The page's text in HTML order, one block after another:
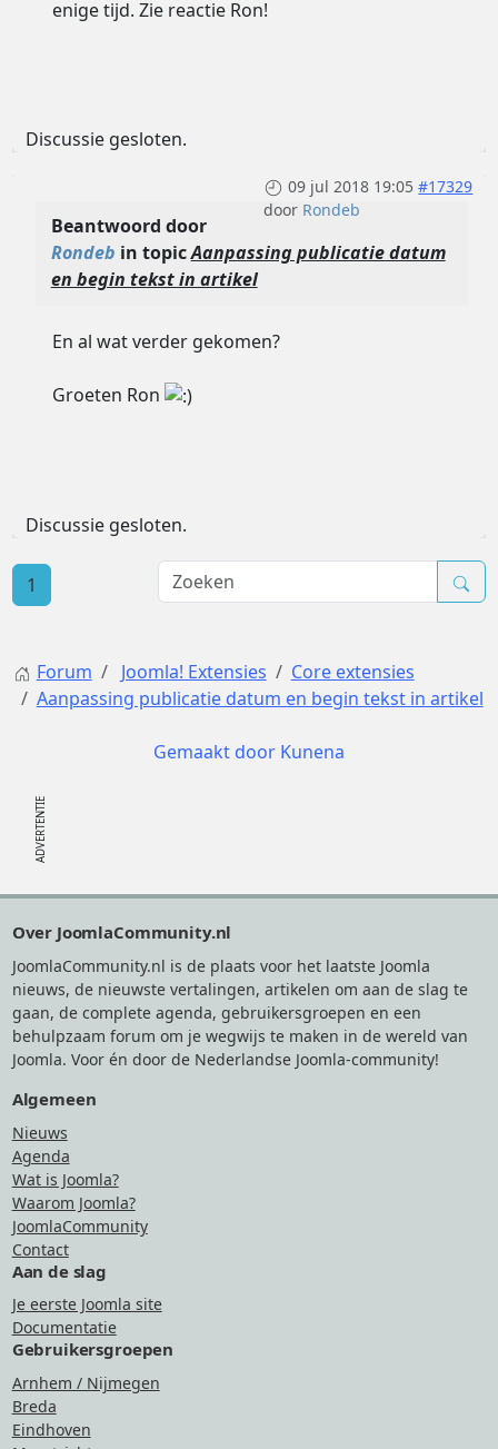
enige tijd. Zie reactie Ron!
Discussie gesloten.
09 jul 2018 19:05 #17329
door Rondeb
Beantwoord door
Rondeb in topicAanpassing publicatie datum
en begin tekst in artikel
En al wat verder gekomen?
Groeten Ron
Discussie gesloten.
1
Forum Joomla! Extensies
Core extensies
Aanpassing publicatie datum en begin tekst in artikel
Gemaakt door Kunena
Over JoomlaCommunity.nl
JoomlaCommunity.nl is de plaats voor het laatste Joomla
nieuws, de nieuwste vertalingen, artikelen om aan de slag te
gaan, de complete agenda, gebruikersgroepen en een
behulpzaam forum om je wegwijs te maken in de wereld van
Joomla. Voor én door de Nederlandse Joomla-community!
Algemeen
Nieuws
Agenda
Wat is Joomla?
Waarom Joomla?
JoomlaCommunity
Contact
Aan de slag
Je eerste Joomla site
Documentatie
Gebruikersgroepen
Arnhem / Nijmegen
Breda
Eindhoven